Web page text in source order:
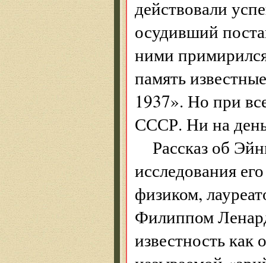
действовали
осудивший
ними
память
1937». Но при
СССР. Ни на
Рассказ об
исследования
физиком,
Филиппом
известность как